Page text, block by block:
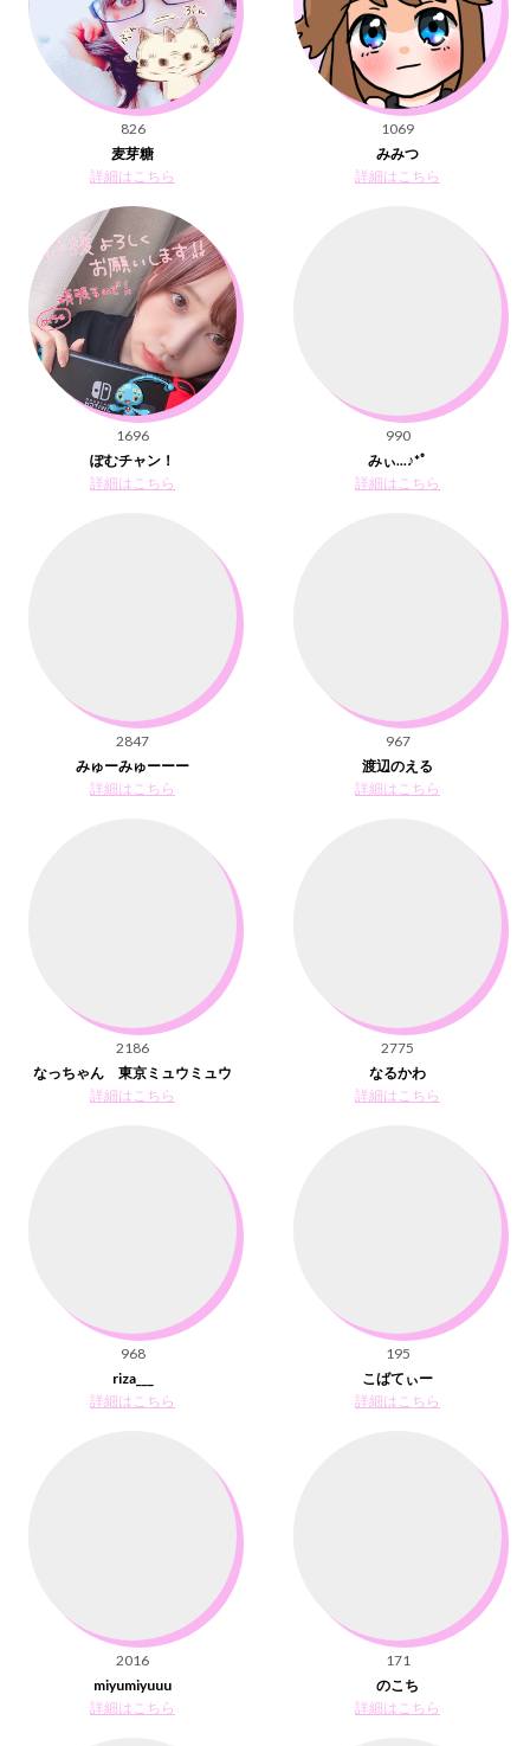
826
麦芽糖
詳細はこちら
1069
みみつ
詳細はこちら
1696
ぽむチャン！
詳細はこちら
990
みぃ...♪*ﾟ
詳細はこちら
2847
みゅーみゅーーー
詳細はこちら
967
渡辺のえる
詳細はこちら
2186
なっちゃん 東京ミュウミュウ
詳細はこちら
2775
なるかわ
詳細はこちら
968
riza___
詳細はこちら
195
こばてぃー
詳細はこちら
2016
miyumiyuuu
詳細はこちら
171
のこち
詳細はこちら